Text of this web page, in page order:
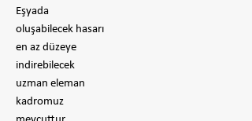
Eşyada
oluşabilecek hasarı
en az düzeye
indirebilecek
uzman eleman
kadromuz